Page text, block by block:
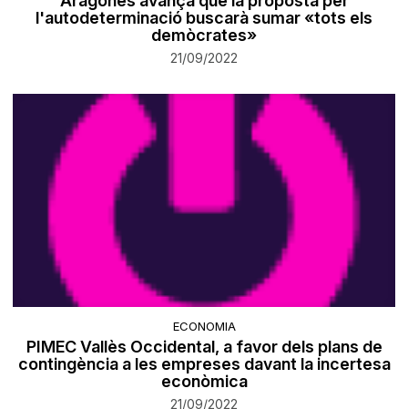
l'autodeterminació buscarà sumar «tots els
demòcrates»
21/09/2022
ECONOMIA
PIMEC Vallès Occidental, a favor dels plans de
contingència a les empreses davant la incertesa
econòmica
21/09/2022